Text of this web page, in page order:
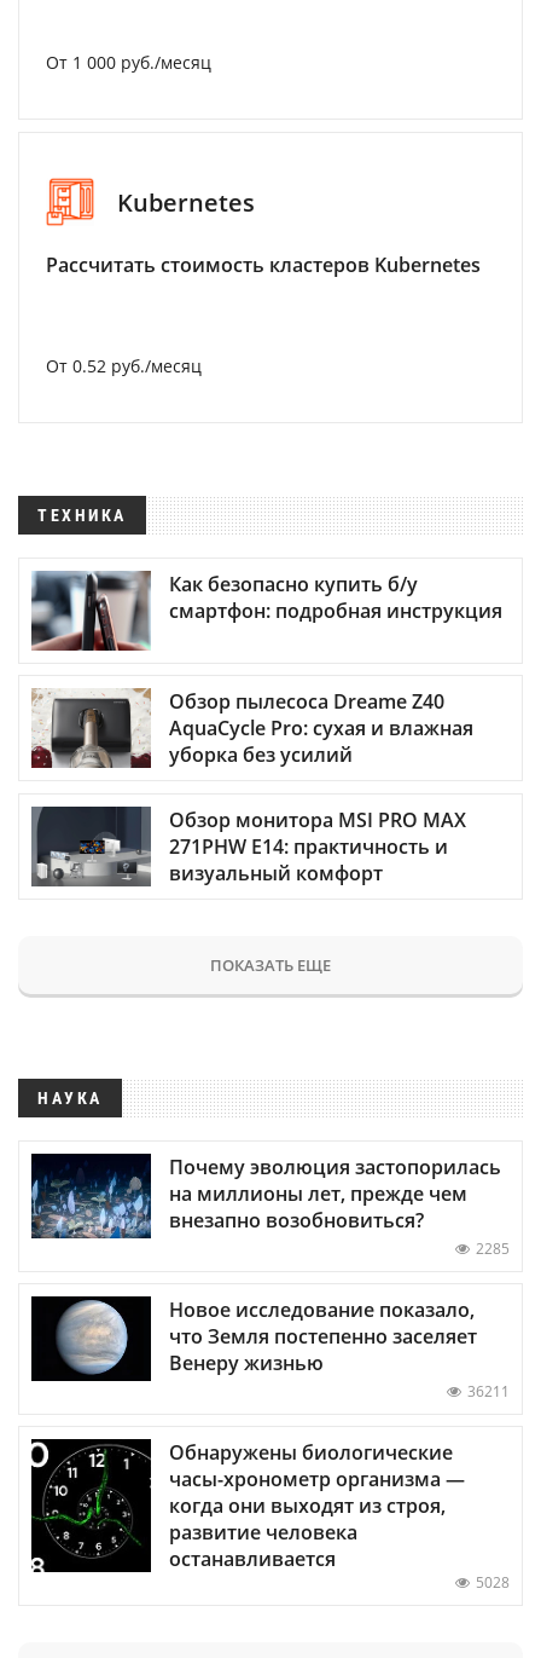
От 1 000 руб./месяц
Kubernetes
Рассчитать стоимость кластеров Kubernetes
От 0.52 руб./месяц
ТЕХНИКА
Как безопасно купить б/у
смартфон: подробная инструкция
Обзор пылесоса Dreame Z40
AquaCycle Pro: сухая и влажная
уборка без усилий
Обзор монитора MSI PRO MAX
271PHW E14: практичность и
визуальный комфорт
ПОКАЗАТЬ ЕЩЕ
НАУКА
Почему эволюция застопорилась
на миллионы лет, прежде чем
внезапно возобновиться?
2285
Новое исследование показало,
что Земля постепенно заселяет
Венеру жизнью
36211
Обнаружены биологические
часы-хронометр организма —
когда они выходят из строя,
развитие человека
останавливается
5028